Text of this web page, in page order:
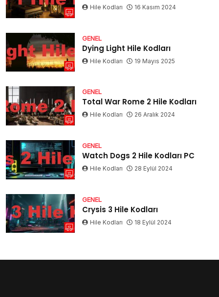
Hile Kodları 16 Kasım 2024
GENEL
Dying Light Hile Kodları
Hile Kodları 19 Mayıs 2025
GENEL
Total War Rome 2 Hile Kodları
Hile Kodları 26 Aralık 2024
GENEL
Watch Dogs 2 Hile Kodları PC
Hile Kodları 28 Eylül 2024
GENEL
Crysis 3 Hile Kodları
Hile Kodları 18 Eylül 2024